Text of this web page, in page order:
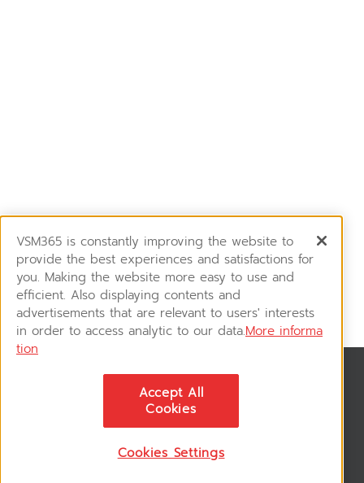
ติดตามอัพเดทข่าวสาร, โปรโมชั่น, สินค้าราคาพิเศษ ได้ก่อนใคร
VSM365 is constantly improving the website to
provide the best experiences and satisfactions for
you. Making the website more easy to use and
efficient. Also displaying contents and
advertisements that are relevant to users' interests
in order to access analytic to our data.More informa
tion
Accept All
Cookies
Cookies Settings